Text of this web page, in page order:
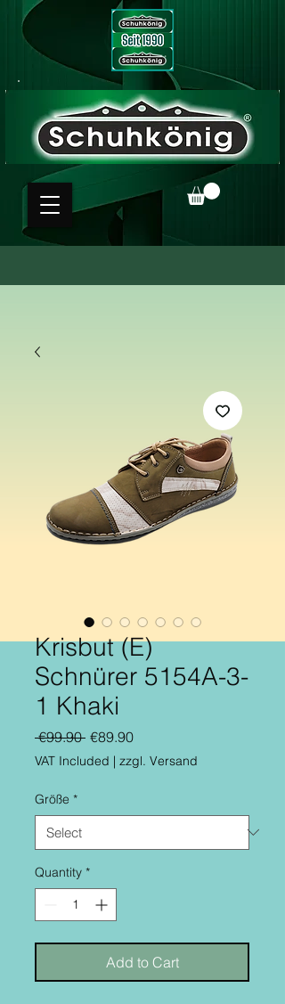
Krisbut (E)
Schnürer 5154A-3-
1 Khaki
€99.90 Regular
Price
€89.90Sale
Price
VAT Included | zzgl. Versand
Größe *
Quantity *
Add to Cart